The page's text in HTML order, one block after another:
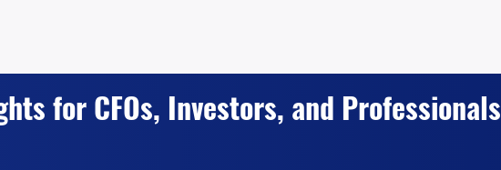
for CFOs, Investors, and Professionals